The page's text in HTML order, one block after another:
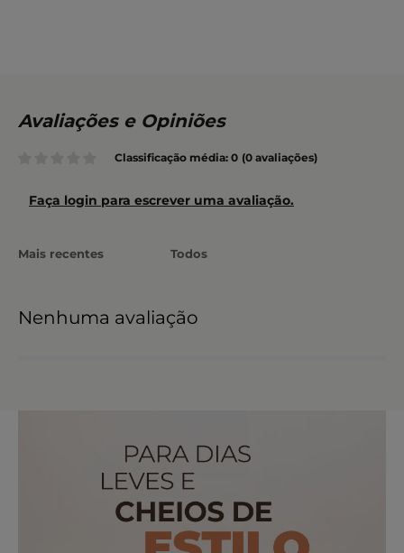
Classificação média: 0 (0 avaliações)
Faça login para escrever uma avaliação.
Mais recentes Todos
Nenhuma avaliação